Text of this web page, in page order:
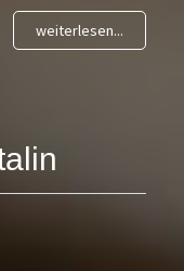
weiterlesen...